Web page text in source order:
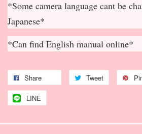
*Some camera language cant be
Japanese*
*Can find English manual online*
Share Tweet
LINE